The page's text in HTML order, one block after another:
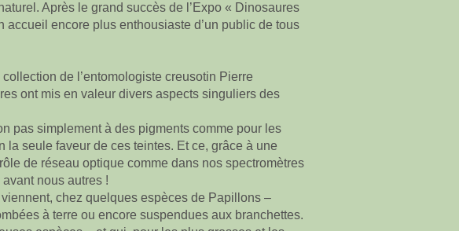
Après le grand succès de l’Expo « Dinosaures
accueil encore plus enthousiaste d’un public de tous
de l’entomologiste creusotin Pierre
ont mis en valeur divers aspects singuliers des
pas simplement à des pigments comme pour les
seule faveur de ces teintes. Et ce, grâce à une
de réseau optique comme dans nos spectromètres
nous autres !
chez quelques espèces de Papillons –
à terre ou encore suspendues aux branchettes.